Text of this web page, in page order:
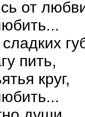
от
пить,
круг,